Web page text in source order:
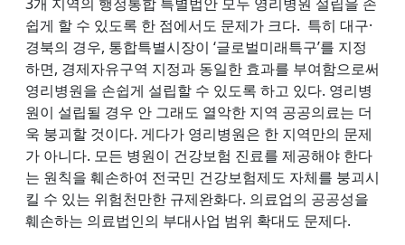
쉽게 할 수 있도록 한 점에서도 문제가 크다. 특히 대구·
경북의 경우, 통합특별시장이 ‘글로벌미래특구’를 지정
하면, 경제자유구역 지정과 동일한 효과를 부여함으로써
영리병원을 손쉽게 설립할 수 있도록 하고 있다. 영리병
원이 설립될 경우 안 그래도 열악한 지역 공공의료는 더
욱 붕괴할 것이다. 게다가 영리병원은 한 지역만의 문제
가 아니다. 모든 병원이 건강보험 진료를 제공해야 한다
는 원칙을 훼손하여 전국민 건강보험제도 자체를 붕괴시
킬 수 있는 위험천만한 규제완화다. 의료업의 공공성을
훼손하는 의료법인의 부대사업 범위 확대도 문제다.